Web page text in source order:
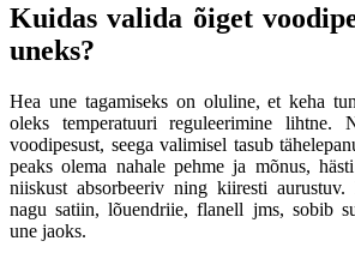
Kuidas valida õiget
uneks?
Hea une tagamiseks on oluline, et keha
oleks temperatuuri reguleerimine lihtne.
voodipesust, seega valimisel tasub
peaks olema nahale pehme ja mõnus,
niiskust absorbeeriv ning kiiresti aurustuv.
nagu satiin, lõuendriie, flanell jms, sobib
une jaoks.